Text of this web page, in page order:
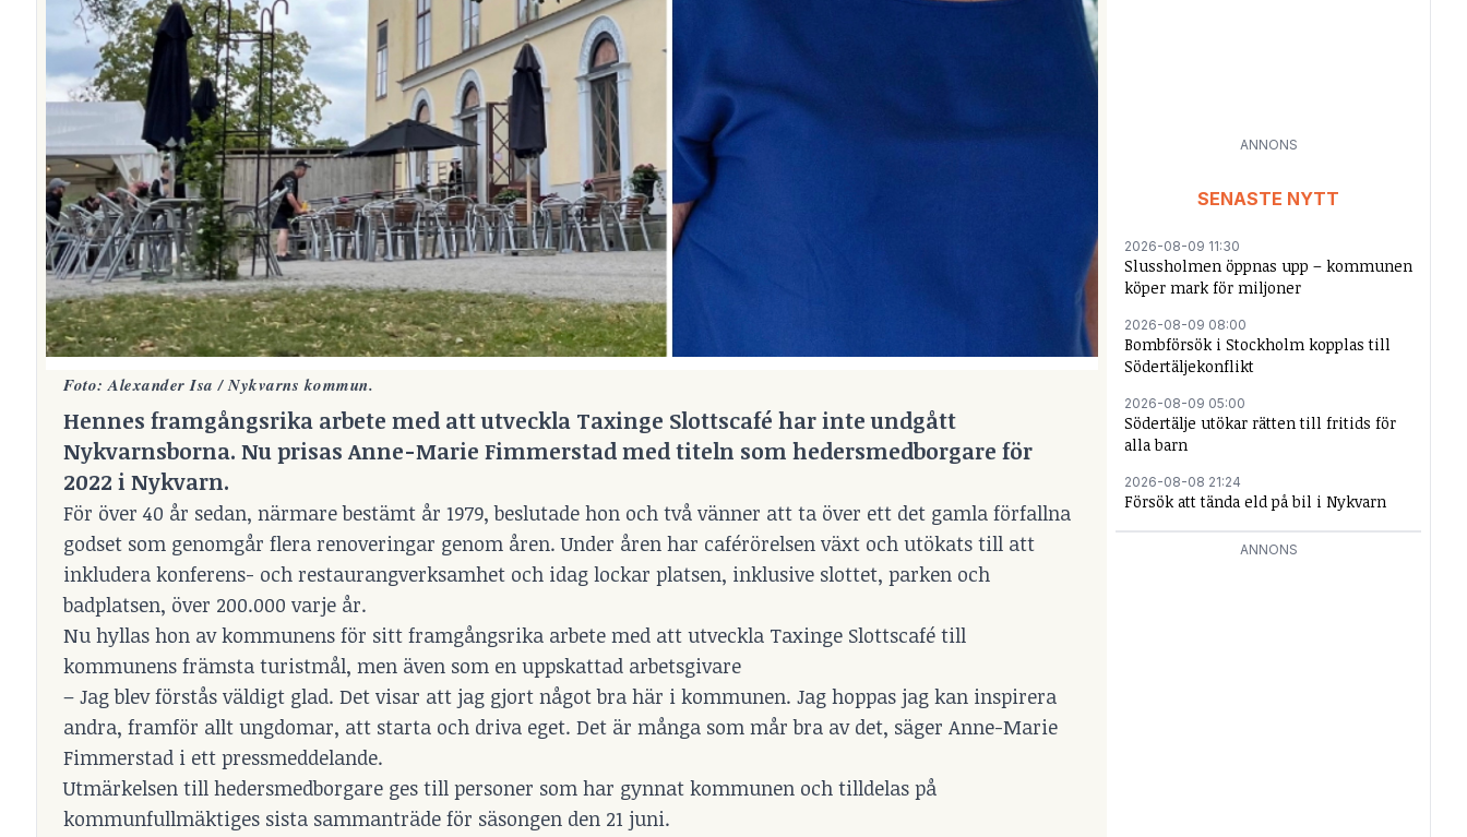
Foto: Alexander Isa / Nykvarns kommun.
Hennes framgångsrika arbete med att utveckla Taxinge Slottscafé har inte undgått
Nykvarnsborna. Nu prisas Anne-Marie Fimmerstad med titeln som hedersmedborgare för
2022 i Nykvarn.
För över 40 år sedan, närmare bestämt år 1979, beslutade hon och två vänner att ta över ett det gamla förfallna
godset som genomgår flera renoveringar genom åren. Under åren har caférörelsen växt och utökats till att
inkludera konferens- och restaurangverksamhet och idag lockar platsen, inklusive slottet, parken och
badplatsen, över 200.000 varje år.
Nu hyllas hon av kommunens för sitt framgångsrika arbete med att utveckla Taxinge Slottscafé till
kommunens främsta turistmål, men även som en uppskattad arbetsgivare
– Jag blev förstås väldigt glad. Det visar att jag gjort något bra här i kommunen. Jag hoppas jag kan inspirera
andra, framför allt ungdomar, att starta och driva eget. Det är många som mår bra av det, säger Anne-Marie
Fimmerstad i ett pressmeddelande.
Utmärkelsen till hedersmedborgare ges till personer som har gynnat kommunen och tilldelas på
kommunfullmäktiges sista sammanträde för säsongen den 21 juni.
ANNONS
SENASTE NYTT
2026-08-09 11:30
Slussholmen öppnas upp – kommunen
köper mark för miljoner
2026-08-09 08:00
Bombförsök i Stockholm kopplas till
Södertäljekonflikt
2026-08-09 05:00
Södertälje utökar rätten till fritids för
alla barn
2026-08-08 21:24
Försök att tända eld på bil i Nykvarn
ANNONS